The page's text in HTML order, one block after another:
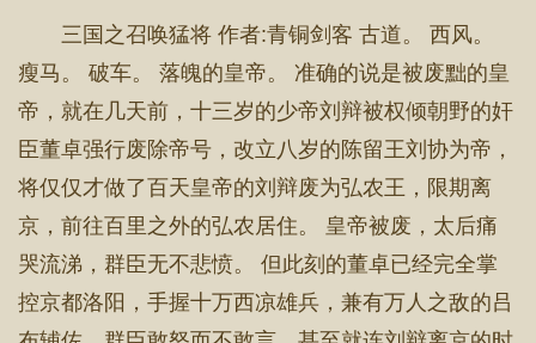
三国之召唤猛将 作者:青铜剑客 古道。 西风。
瘦马。 破车。 落魄的皇帝。 准确的说是被废黜的皇
帝，就在几天前，十三岁的少帝刘辩被权倾朝野的奸
臣董卓强行废除帝号，改立八岁的陈留王刘协为帝，
将仅仅才做了百天皇帝的刘辩废为弘农王，限期离
京，前往百里之外的弘农居住。 皇帝被废，太后痛
哭流涕，群臣无不悲愤。 但此刻的董卓已经完全掌
控京都洛阳，手握十万西凉雄兵，兼有万人之敌的吕